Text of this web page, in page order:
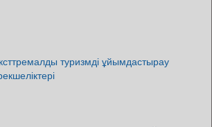
туризмді ұйымдастырау